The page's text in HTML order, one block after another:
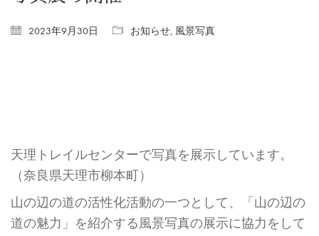
2023年9月30日 お知らせ, 風景写真
天理トレイルセンターで写真を展示しています。
（奈良県天理市柳本町）
山の辺の道の活性化活動の一つとして、「山の辺の
道の魅力」を紹介する風景写真の展示に協力をして